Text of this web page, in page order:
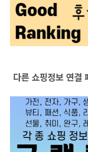
다른 쇼핑정보 연결